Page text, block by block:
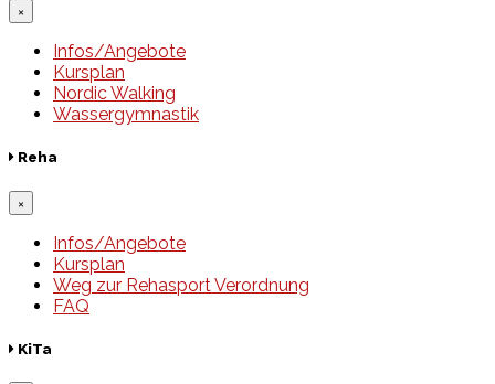
×
Infos/Angebote
Kursplan
Nordic Walking
Wassergymnastik
Reha
×
Infos/Angebote
Kursplan
Weg zur Rehasport Verordnung
FAQ
KiTa